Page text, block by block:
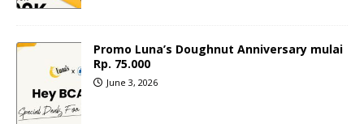
Promo Luna’s Doughnut Anniversary mulai
Rp. 75.000
June 3, 2026